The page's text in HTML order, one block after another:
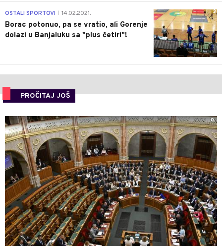
3
OSTALI SPORTOVI 14.02.2021.
Borac potonuo, pa se vratio, ali Gorenje
dolazi u Banjaluku sa "plus četiri"!
PROČITAJ JOŠ
0